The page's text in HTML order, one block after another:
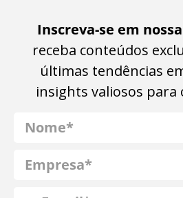
Inscreva-se em
receba conteúdos
últimas tendências
insights valiosos para